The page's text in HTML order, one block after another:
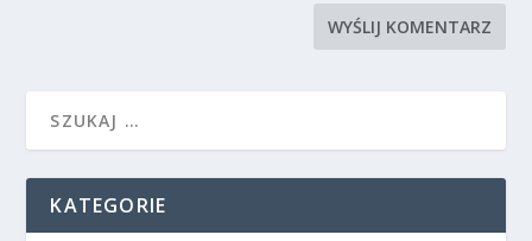
KATEGORIE